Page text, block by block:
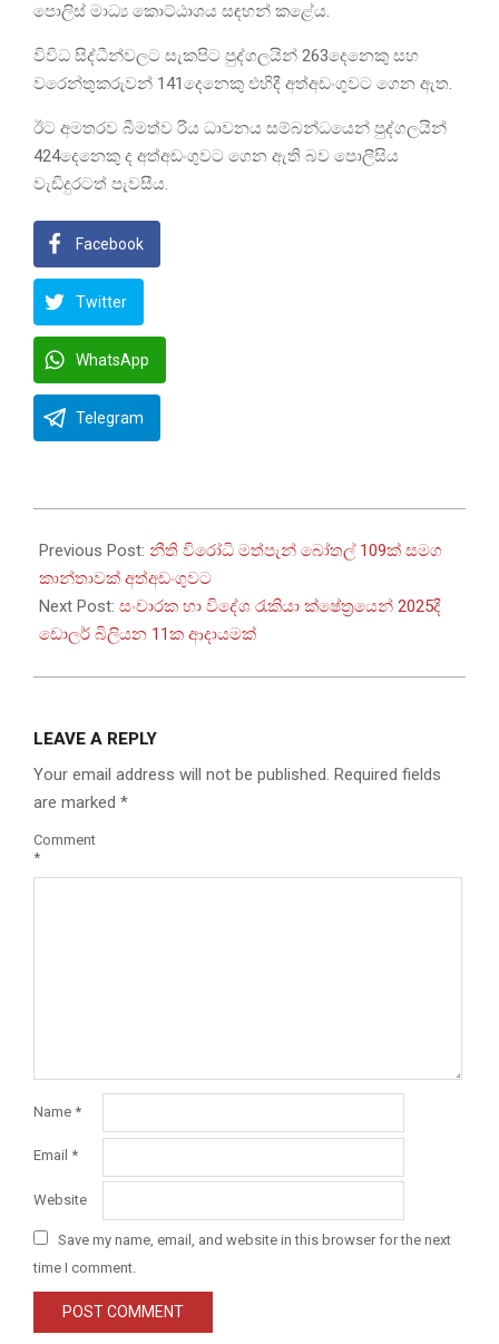
පොලිස් මාධ්‍ය කොට්ඨාශය සඳහන් කළේය.
විවිධ සිද්ධීන්වලට සැකපිට පුද්ගලයින් 263දෙනෙකු සහ
වරෙන්තුකරුවන් 141දෙනෙකු එහිදී අත්අඩංගුවට ගෙන ඇත.
ඊට අමතරව බීමත්ව රිය ධාවනය සම්බන්ධයෙන් පුද්ගලයින්
424දෙනෙකු ද අත්අඩංගුවට ගෙන ඇති බව පොලීසිය
වැඩිදුරටත් පැවසීය.
Facebook
Twitter
WhatsApp
Telegram
01-
05
Previous Post: නීති විරෝධි මත්පැන් බෝතල් 109ක් සමග
කාන්තාවක් අත්අඩංගුවට
Next Post: සංචාරක හා විදේශ රැකියා ක්ෂේත්‍රයෙන් 2025දී
ඩොලර් බිලියන 11ක ආදායමක්
LEAVE A REPLY
Your email address will not be published. Required fields
are marked *
Comment
*
Name *
Email *
Website
Save my name, email, and website in this browser for the next
time I comment.